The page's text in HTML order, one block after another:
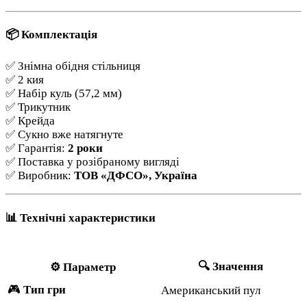
📦Комплектація
✅ Знімна обідня стільниця
✅ 2 кия
✅ Набір куль (57,2 мм)
✅ Трикутник
✅ Крейда
✅ Сукно вже натягнуте
✅ Гарантія: 2 роки
✅ Поставка у розібраному вигляді
✅ Виробник: ТОВ «ДФСО», Україна
📊 Технічні характеристики
⚙️ Параметр 🔍 Значення
🎮 Тип гри
Американський пул